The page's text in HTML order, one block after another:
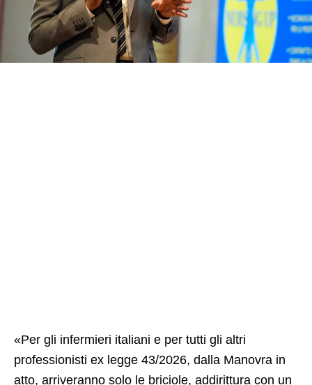
«Per gli infermieri italiani e per tutti gli altri
professionisti ex legge 43/2026, dalla Manovra in
atto, arriveranno solo le briciole, addirittura con un